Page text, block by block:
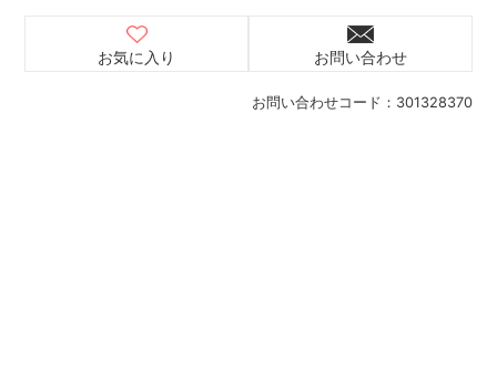
お問い合わせコード： 301328370
お気に入り お問い合わせ